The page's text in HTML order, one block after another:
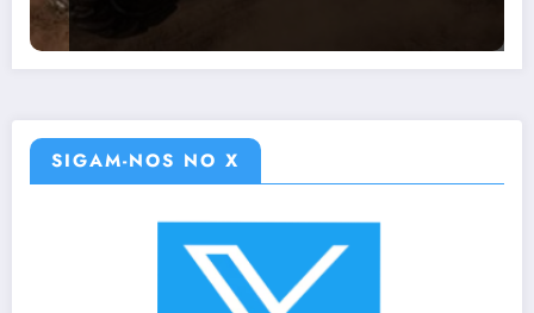
SIGAM-NOS NO X